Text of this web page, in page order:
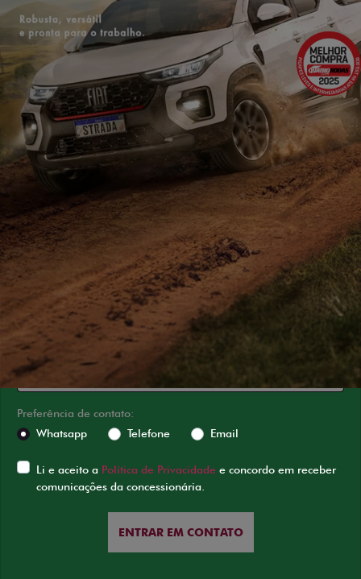
ESTOU INTERESSADO
Versão escolhida
Preferência de contato:
Whatsapp
Telefone Email
Li e aceito a Política de Privacidade e concordo em receber
comunicações da concessionária.
ENTRAR EM CONTATO